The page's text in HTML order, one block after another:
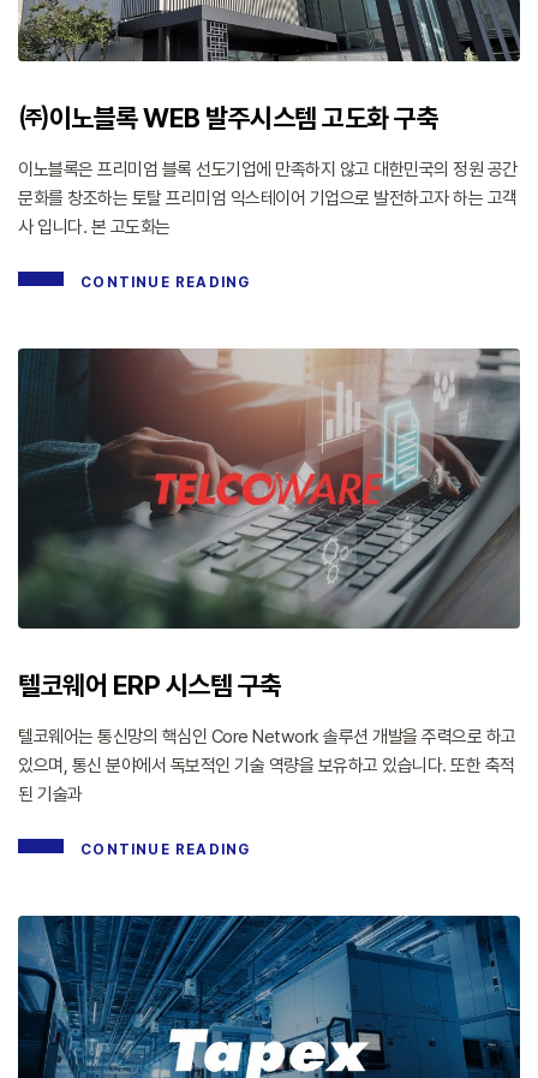
㈜이노블록 WEB 발주시스템 고도화 구축
이노블록은 프리미엄 블록 선도기업에 만족하지 않고 대한민국의 정원 공간
문화를 창조하는 토탈 프리미엄 익스테이어 기업으로 발전하고자 하는 고객
사 입니다. 본 고도화는
CONTINUE READING
텔코웨어 ERP 시스템 구축
텔코웨어는 통신망의 핵심인 Core Network 솔루션 개발을 주력으로 하고
있으며, 통신 분야에서 독보적인 기술 역량을 보유하고 있습니다. 또한 축적
된 기술과
CONTINUE READING